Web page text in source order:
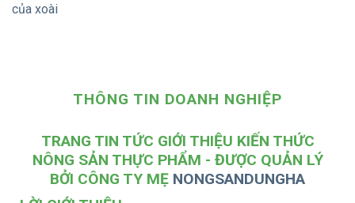
của xoài
THÔNG TIN DOANH NGHIỆP
TRANG TIN TỨC GIỚI THIỆU KIẾN THỨC
NÔNG SẢN THỰC PHẨM - ĐƯỢC QUẢN LÝ
BỞI CÔNG TY MẸ NONGSANDUNGHA